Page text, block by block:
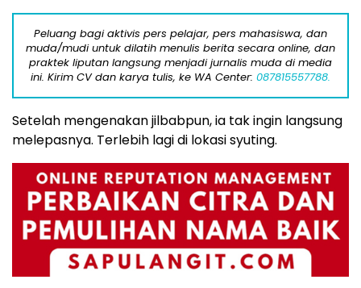
Peluang bagi aktivis pers pelajar, pers mahasiswa, dan
muda/mudi untuk dilatih menulis berita secara online, dan
praktek liputan langsung menjadi jurnalis muda di media
ini. Kirim CV dan karya tulis, ke WA Center: 087815557788.
Setelah mengenakan jilbabpun, ia tak ingin langsung
melepasnya. Terlebih lagi di lokasi syuting.